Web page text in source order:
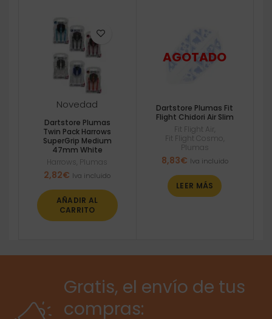
Novedad
Dartstore Plumas
Twin Pack Harrows
SuperGrip Medium
47mm White
Harrows Plumas
2,82€ Iva incluido
AÑADIR AL
CARRITO
Dartstore Plumas Fit
Flight Chidori Air Slim
Fit Flight Air
Fit Flight Cosmo
Plumas
8,83€ Iva incluido
LEER MÁS
Gratis, el envío de tus
compras: